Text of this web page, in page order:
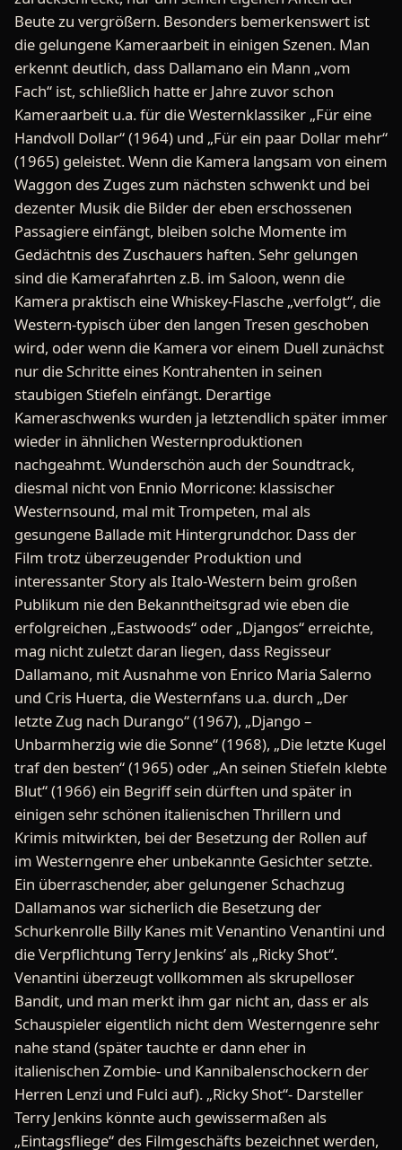
Beute zu vergrößern. Besonders bemerkenswert ist
die gelungene Kameraarbeit in einigen Szenen. Man
erkennt deutlich, dass Dallamano ein Mann „vom
Fach“ ist, schließlich hatte er Jahre zuvor schon
Kameraarbeit u.a. für die Westernklassiker „Für eine
Handvoll Dollar“ (1964) und „Für ein paar Dollar mehr“
(1965) geleistet. Wenn die Kamera langsam von einem
Waggon des Zuges zum nächsten schwenkt und bei
dezenter Musik die Bilder der eben erschossenen
Passagiere einfängt, bleiben solche Momente im
Gedächtnis des Zuschauers haften. Sehr gelungen
sind die Kamerafahrten z.B. im Saloon, wenn die
Kamera praktisch eine Whiskey-Flasche „verfolgt“, die
Western-typisch über den langen Tresen geschoben
wird, oder wenn die Kamera vor einem Duell zunächst
nur die Schritte eines Kontrahenten in seinen
staubigen Stiefeln einfängt. Derartige
Kameraschwenks wurden ja letztendlich später immer
wieder in ähnlichen Westernproduktionen
nachgeahmt. Wunderschön auch der Soundtrack,
diesmal nicht von Ennio Morricone: klassischer
Westernsound, mal mit Trompeten, mal als
gesungene Ballade mit Hintergrundchor. Dass der
Film trotz überzeugender Produktion und
interessanter Story als Italo-Western beim großen
Publikum nie den Bekanntheitsgrad wie eben die
erfolgreichen „Eastwoods“ oder „Djangos“ erreichte,
mag nicht zuletzt daran liegen, dass Regisseur
Dallamano, mit Ausnahme von Enrico Maria Salerno
und Cris Huerta, die Westernfans u.a. durch „Der
letzte Zug nach Durango“ (1967), „Django –
Unbarmherzig wie die Sonne“ (1968), „Die letzte Kugel
traf den besten“ (1965) oder „An seinen Stiefeln klebte
Blut“ (1966) ein Begriff sein dürften und später in
einigen sehr schönen italienischen Thrillern und
Krimis mitwirkten, bei der Besetzung der Rollen auf
im Westerngenre eher unbekannte Gesichter setzte.
Ein überraschender, aber gelungener Schachzug
Dallamanos war sicherlich die Besetzung der
Schurkenrolle Billy Kanes mit Venantino Venantini und
die Verpflichtung Terry Jenkins’ als „Ricky Shot“.
Venantini überzeugt vollkommen als skrupelloser
Bandit, und man merkt ihm gar nicht an, dass er als
Schauspieler eigentlich nicht dem Westerngenre sehr
nahe stand (später tauchte er dann eher in
italienischen Zombie- und Kannibalenschockern der
Herren Lenzi und Fulci auf). „Ricky Shot“- Darsteller
Terry Jenkins könnte auch gewissermaßen als
„Eintagsfliege“ des Filmgeschäfts bezeichnet werden,